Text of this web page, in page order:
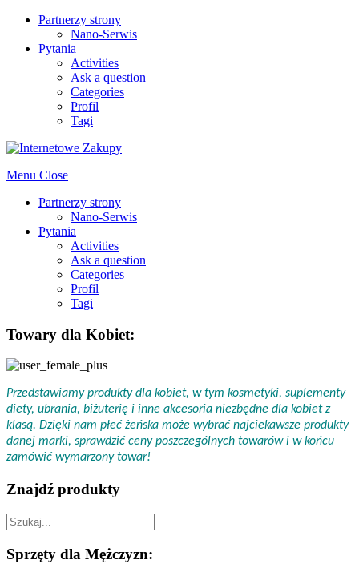
Partnerzy strony
Nano-Serwis
Pytania
Activities
Ask a question
Categories
Profil
Tagi
Menu Close
Partnerzy strony
Nano-Serwis
Pytania
Activities
Ask a question
Categories
Profil
Tagi
Towary dla Kobiet:
Przedstawiamy produkty dla kobiet, w tym kosmetyki, suplementy
diety, ubrania, biżuterię i inne akcesoria niezbędne dla kobiet z
klasą. Dzięki nam płeć żeńska może wybrać najciekawsze produkty
danej marki, sprawdzić ceny poszczególnych towarów i w końcu
zamówić wymarzony towar!
Znajdź produkty
Sprzęty dla Mężczyzn: